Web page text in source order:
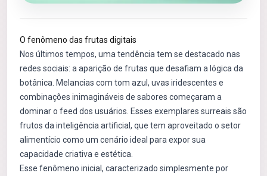
O fenômeno das frutas digitais
Nos últimos tempos, uma tendência tem se destacado nas
redes sociais: a aparição de frutas que desafiam a lógica da
botânica. Melancias com tom azul, uvas iridescentes e
combinações inimagináveis de sabores começaram a
dominar o feed dos usuários. Esses exemplares surreais são
frutos da inteligência artificial, que tem aproveitado o setor
alimentício como um cenário ideal para expor sua
capacidade criativa e estética.
Esse fenômeno inicial, caracterizado simplesmente por